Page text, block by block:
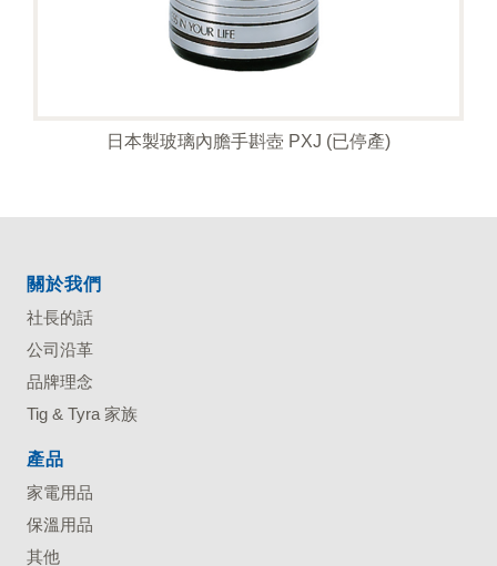
日本製玻璃內膽手斟壺 PXJ (已停產)
關於我們
社長的話
公司沿革
品牌理念
Tig & Tyra 家族
產品
家電用品
保溫用品
其他